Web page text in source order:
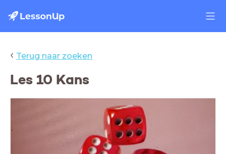
‹ Terug naar zoeken
Les 10 Kans